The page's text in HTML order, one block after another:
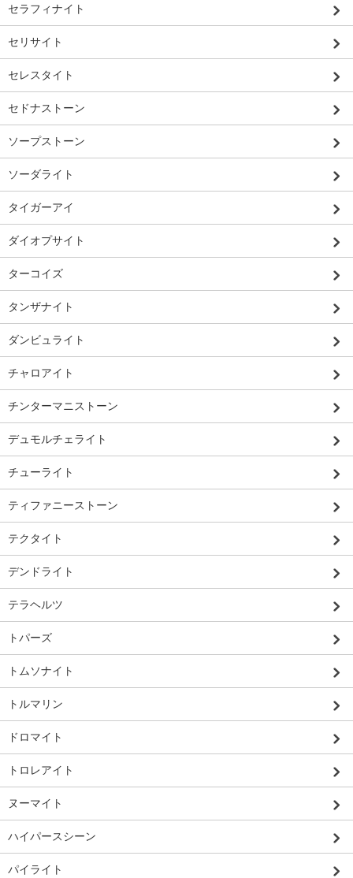
セラフィナイト
セリサイト
セレスタイト
セドナストーン
ソープストーン
ソーダライト
タイガーアイ
ダイオプサイト
ターコイズ
タンザナイト
ダンビュライト
チャロアイト
チンターマニストーン
デュモルチェライト
チューライト
ティファニーストーン
テクタイト
デンドライト
テラヘルツ
トパーズ
トムソナイト
トルマリン
ドロマイト
トロレアイト
ヌーマイト
ハイパースシーン
パイライト